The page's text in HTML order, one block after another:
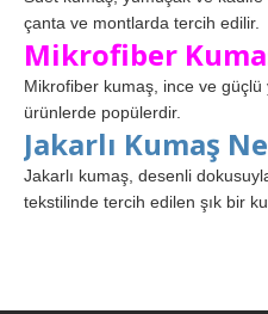
çanta ve montlarda tercih edilir.
Mikrofiber
Mikrofiber kumaş, ince ve güçlü
ürünlerde popülerdir.
Jakarlı Kumaş
Jakarlı kumaş, desenli
tekstilinde tercih edilen şık bir